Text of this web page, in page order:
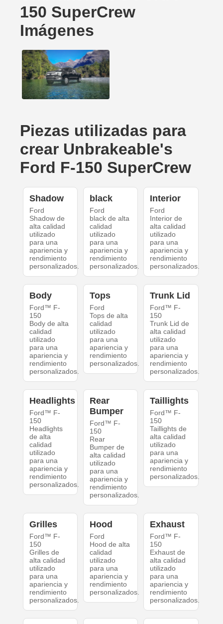
150 SuperCrew
Imágenes
Piezas utilizadas para
crear UnbrakeabIe's
Ford F-150 SuperCrew
Shadow
Ford
Shadow de
alta calidad
utilizado
para una
apariencia y
rendimiento
personalizados.
black
Ford
black de alta
calidad
utilizado
para una
apariencia y
rendimiento
personalizados.
Interior
Ford
Interior de
alta calidad
utilizado
para una
apariencia y
rendimiento
personalizados.
Body
Ford™ F-
150
Body de alta
calidad
utilizado
para una
apariencia y
rendimiento
personalizados.
Tops
Ford
Tops de alta
calidad
utilizado
para una
apariencia y
rendimiento
personalizados.
Trunk Lid
Ford™ F-
150
Trunk Lid de
alta calidad
utilizado
para una
apariencia y
rendimiento
personalizados.
Headlights
Ford™ F-
150
Headlights
de alta
calidad
utilizado
para una
apariencia y
rendimiento
personalizados.
Rear
Bumper
Ford™ F-
150
Rear
Bumper de
alta calidad
utilizado
para una
apariencia y
rendimiento
personalizados.
Taillights
Ford™ F-
150
Taillights de
alta calidad
utilizado
para una
apariencia y
rendimiento
personalizados.
Grilles
Ford™ F-
150
Grilles de
alta calidad
utilizado
para una
apariencia y
rendimiento
personalizados.
Hood
Ford
Hood de alta
calidad
utilizado
para una
apariencia y
rendimiento
personalizados.
Exhaust
Ford™ F-
150
Exhaust de
alta calidad
utilizado
para una
apariencia y
rendimiento
personalizados.